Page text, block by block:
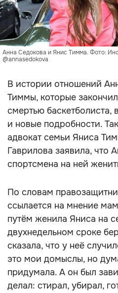
Анна Седокова и Янис Тимма. Фото:
@annasedokova
В истории отношений
Тиммы, которые
смертью баскетболиста,
и новые подробности.
адвокат семьи Яниса
Гаврилова заявила, что
спортсмена на ней
По словам
ссылается на мнение
путём женила Яниса на
двухнедельном сроке
сказала, что у неё
это мои домыслы, но
придумала. А он был
делал: стирал, убирал,